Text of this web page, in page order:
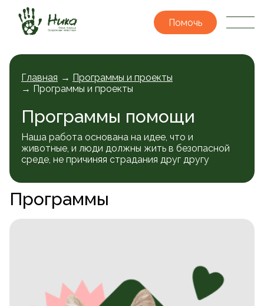
Помочь
Главная → Программы и проекты
→ Программы и проекты
Программы помощи
Наша работа основана на идее, что и
животные, и люди должны жить в безопасной
среде, не причиняя страдания друг другу
Программы